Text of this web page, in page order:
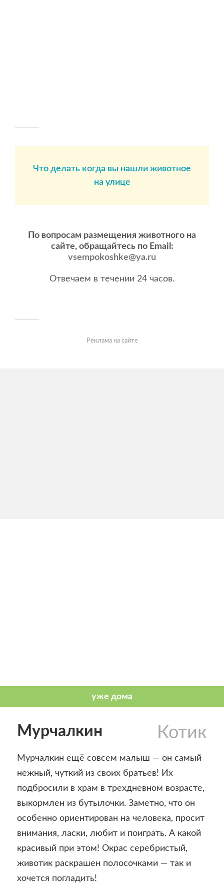
Что делать когда вы нашли животное
на улице
По вопросам размещения животного на
сайте, обращайтесь по Email:
vsempokoshke@ya.ru
Отвечаем в течении 24 часов.
Реклама на сайте
Котик
Мурчалкин
Мурчалкин ещё совсем малыш — он самый
нежный, чуткий из своих братьев! Их
подбросили в храм в трехдневном возрасте,
выкормлен из бутылочки. Заметно, что он
особенно ориентирован на человека, просит
внимания, ласки, любит и поиграть. А какой
красивый при этом! Окрас серебристый,
животик раскрашен полосочками — так и
хочется погладить!